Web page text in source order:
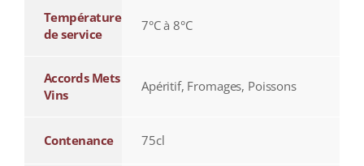
Température
de service
7°C à 8°C
Accords Mets
Vins
Apéritif, Fromages, Poissons
Contenance 75cl